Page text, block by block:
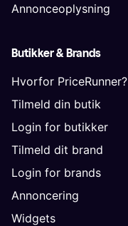
Annonceoplysning
Butikker & Brands
Hvorfor PriceRunner?
Tilmeld din butik
Login for butikker
Tilmeld dit brand
Login for brands
Annoncering
Widgets